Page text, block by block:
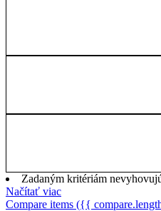
Zadaným kritériám
Načítať viac
Compare items ({{